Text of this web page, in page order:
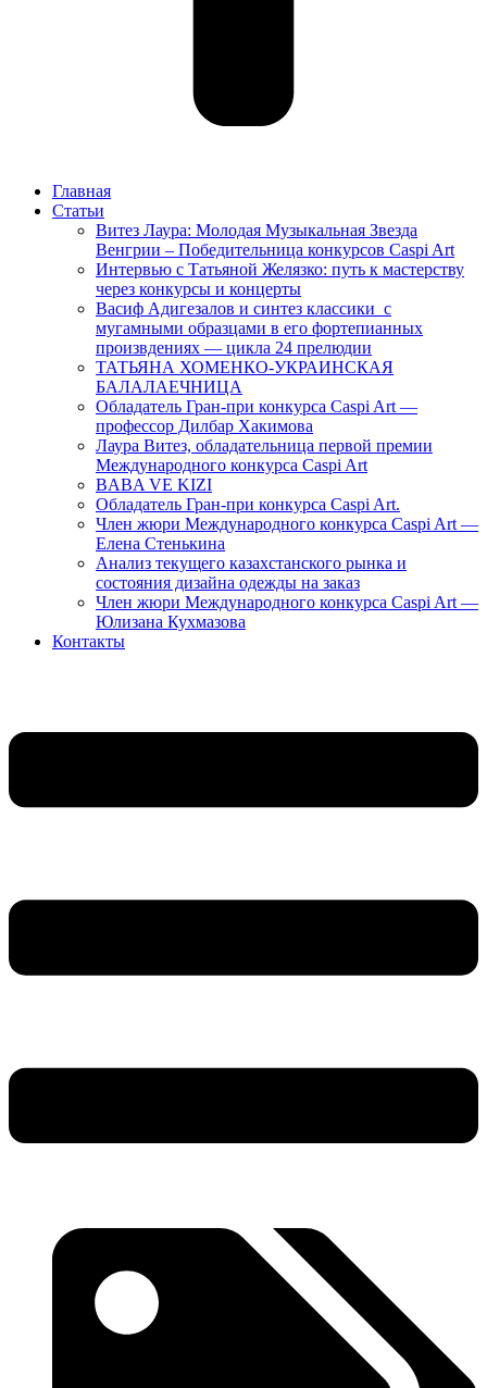
Главная
Статьи
Витез Лаура: Молодая Музыкальная Звезда
Венгрии – Победительница конкурсов Caspi Art
Интервью с Татьяной Желязко: путь к мастерству
через конкурсы и концерты
Васиф Адигезалов и синтез классики с
мугамными образцами в его фортепианных
произвдениях — цикла 24 прелюдии
ТАТЬЯНА ХОМЕНКО-УКРАИНСКАЯ
БАЛАЛАЕЧНИЦА
Обладатель Гран-при конкурса Caspi Art —
профессор Дилбар Хакимова
Лаура Витез, обладательница первой премии
Международного конкурса Caspi Art
BABA VE KIZI
Обладатель Гран-при конкурса Caspi Art.
Член жюри Международного конкурса Caspi Art —
Елена Стенькина
Анализ текущего казахстанского рынка и
состояния дизайна одежды на заказ
Член жюри Международного конкурса Caspi Art —
Юлизана Кухмазова
Контакты